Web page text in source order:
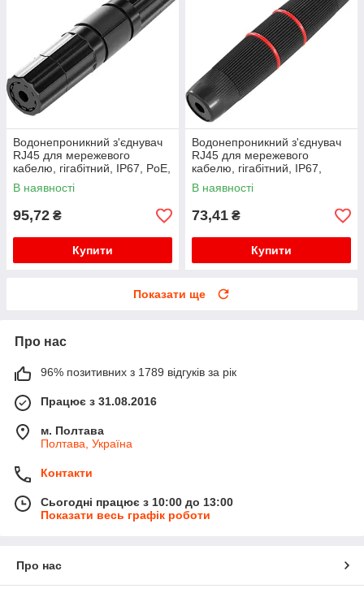
Водонепроникний з'єднувач
RJ45 для мережевого
кабелю, гігабітний, IP67, PoE,
чорний
В наявності
95,72 ₴
Купити
Водонепроникний з'єднувач
RJ45 для мережевого
кабелю, гігабітний, IP67,
чорний, WDT-IP67ZT/B
В наявності
73,41 ₴
Купити
Показати ще
Про нас
96% позитивних з 1789 відгуків за рік
Працює з 31.08.2016
м. Полтава
Полтава, Україна
Контакти
Сьогодні працює з 10:00 до 13:00
Показати весь графік роботи
Про нас